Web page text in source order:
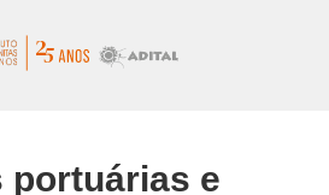
portuárias e